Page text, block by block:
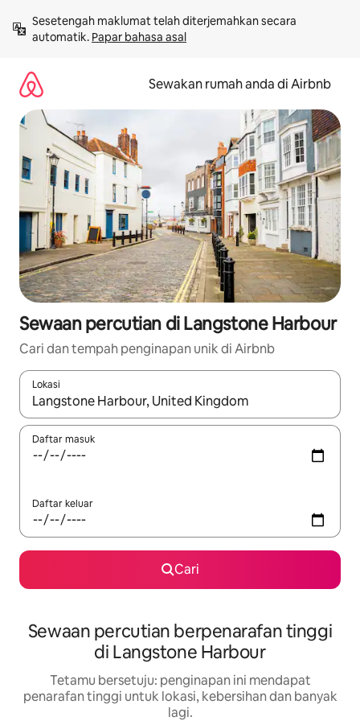
kandungan
Sesetengah maklumat telah diterjemahkan secara
automatik. Papar bahasa asal
Sewakan rumah anda di Airbnb
Sewaan percutian di Langstone Harbour
Cari dan tempah penginapan unik di Airbnb
Lokasi
Apabila hasil tersedia, navigasi dengan kekunci anak panah
Daftar masuk
Daftar keluar
Cari
Sewaan percutian berpenarafan tinggi
di Langstone Harbour
Tetamu bersetuju: penginapan ini mendapat
penarafan tinggi untuk lokasi, kebersihan dan banyak
lagi.